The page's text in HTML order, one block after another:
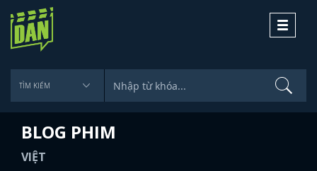
Toggle
BLOG PHIM
VIỆT